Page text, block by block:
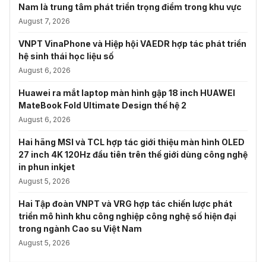
Nam là trung tâm phát triển trọng điểm trong khu vực
August 7, 2026
VNPT VinaPhone và Hiệp hội VAEDR hợp tác phát triển
hệ sinh thái học liệu số
August 6, 2026
Huawei ra mắt laptop màn hình gập 18 inch HUAWEI
MateBook Fold Ultimate Design thế hệ 2
August 6, 2026
Hai hãng MSI và TCL hợp tác giới thiệu màn hình OLED
27 inch 4K 120Hz đầu tiên trên thế giới dùng công nghệ
in phun inkjet
August 5, 2026
Hai Tập đoàn VNPT và VRG hợp tác chiến lược phát
triển mô hình khu công nghiệp công nghệ số hiện đại
trong ngành Cao su Việt Nam
August 5, 2026